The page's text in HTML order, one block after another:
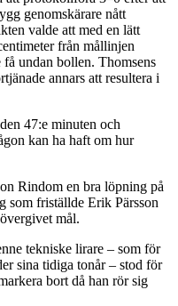
genomskärare nått
valde att med en lätt
från mållinjen
undan bollen. Thomsens
annars att resultera i
47:e minuten och
kan ha haft om hur
Rindom en bra löpning på
som friställde Erik Pärsson
mål.
tekniske lirare – som för
sina tidiga tonår – stod för
bort då han rör sig